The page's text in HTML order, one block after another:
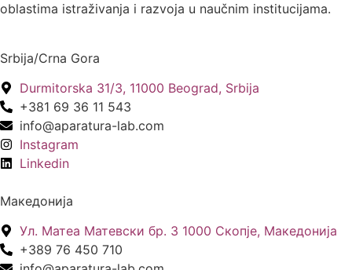
oblastima istraživanja i razvoja u naučnim institucijama.
Srbija/Crna Gora
Durmitorska 31/3, 11000 Beograd, Srbija
+381 69 36 11 543
info@aparatura-lab.com
Instagram
Linkedin
Македонија
Ул. Матеа Матевски бр. 3 1000 Скопје, Македонија
+389 76 450 710